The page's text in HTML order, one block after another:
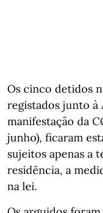
Os cinco detidos
registados junto à
manifestação da
junho), ficaram
sujeitos apenas a
residência, a
na lei.